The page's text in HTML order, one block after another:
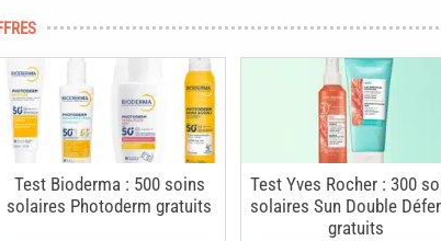
Test Bioderma : 500 soins
solaires Photoderm gratuits
Test Yves Rocher : 300
solaires Sun Double
gratuits